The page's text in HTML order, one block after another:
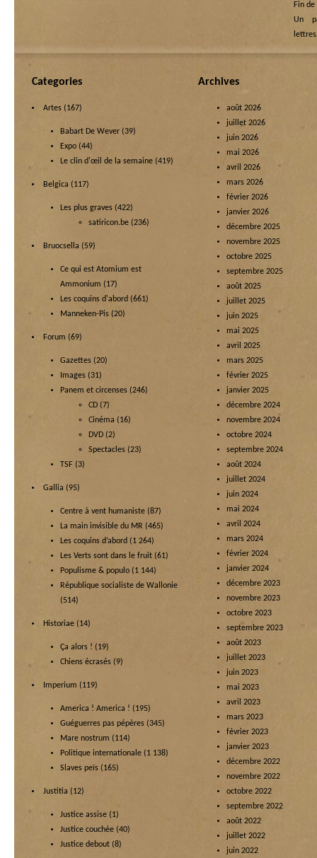
Fin
Un
Categories
Artes (167)
Babart De Wever (39)
Expo (44)
Le clin d'œil de la semaine (419)
Belgica (117)
Les plus graves (422)
satiricon.be (236)
Bruocsella (59)
Ce qui est Atomium est
Ammonium (17)
Les coquins d'abord (661)
Manneken-Pis (20)
Forum (69)
Gazettes (20)
Images (31)
Panem et circenses (246)
CD (7)
Cinéma (16)
DVD (2)
Spectacles (23)
TSF (3)
Gallia (95)
Centre à vent humaniste (87)
La main invisible du MR (465)
Les coquins d’abord (1 264)
Les Verts sont dans le fruit (61)
Populisme & populo (1 144)
République socialiste de Wallonie
(514)
Historiae (14)
Ça alors ! (19)
Chiens écrasés (9)
Imperium (119)
America ! America ! (195)
Guéguerres pas pépères (345)
Mare nostrum (114)
Politique internationale (1 138)
Slaves peïs (165)
Justitia (12)
Justice assise (1)
Justice couchée (40)
Justice debout (8)
Archives
août 2026
juillet 2026
juin 2026
mai 2026
avril 2026
mars 2026
février 2026
janvier 2026
décembre 2025
novembre 2025
octobre 2025
septembre 2025
août 2025
juillet 2025
juin 2025
mai 2025
avril 2025
mars 2025
février 2025
janvier 2025
décembre 2024
novembre 2024
octobre 2024
septembre 2024
août 2024
juillet 2024
juin 2024
mai 2024
avril 2024
mars 2024
février 2024
janvier 2024
décembre 2023
novembre 2023
octobre 2023
septembre 2023
août 2023
juillet 2023
juin 2023
mai 2023
avril 2023
mars 2023
février 2023
janvier 2023
décembre 2022
novembre 2022
octobre 2022
septembre 2022
août 2022
juillet 2022
juin 2022